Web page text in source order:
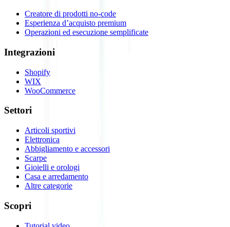
Creatore di prodotti no-code
Esperienza d’acquisto premium
Operazioni ed esecuzione semplificate
Integrazioni
Shopify
WIX
WooCommerce
Settori
Articoli sportivi
Elettronica
Abbigliamento e accessori
Scarpe
Gioielli e orologi
Casa e arredamento
Altre categorie
Scopri